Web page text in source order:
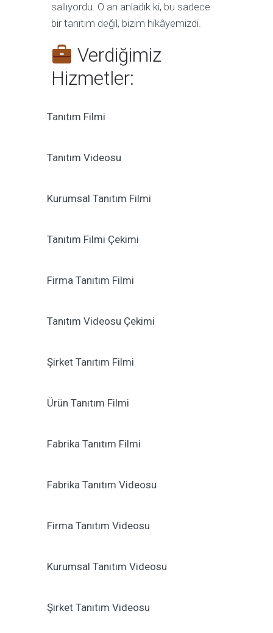
sallıyordu. O an anladık ki, bu sadece
bir tanıtım değil, bizim hikâyemizdi.
Verdiğimiz
Hizmetler:
Tanıtım Filmi
Tanıtım Videosu
Kurumsal Tanıtım Filmi
Tanıtım Filmi Çekimi
Firma Tanıtım Filmi
Tanıtım Videosu Çekimi
Şirket Tanıtım Filmi
Ürün Tanıtım Filmi
Fabrika Tanıtım Filmi
Fabrika Tanıtım Videosu
Firma Tanıtım Videosu
Kurumsal Tanıtım Videosu
Şirket Tanıtım Videosu